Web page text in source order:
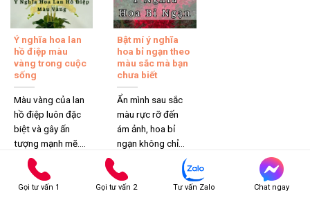
Ý nghĩa hoa lan
hồ điệp màu
vàng trong cuộc
sống
Màu vàng của lan
hồ điệp luôn đặc
biệt và gây ấn
tượng mạnh mẽ....
Bật mí ý nghĩa
hoa bỉ ngạn theo
màu sắc mà bạn
chưa biết
Ẩn mình sau sắc
màu rực rỡ đến
ám ảnh, hoa bỉ
ngạn không chỉ...
Gọi tư vấn 1 Gọi tư vấn 2 Tư vấn Zalo Chat ngay